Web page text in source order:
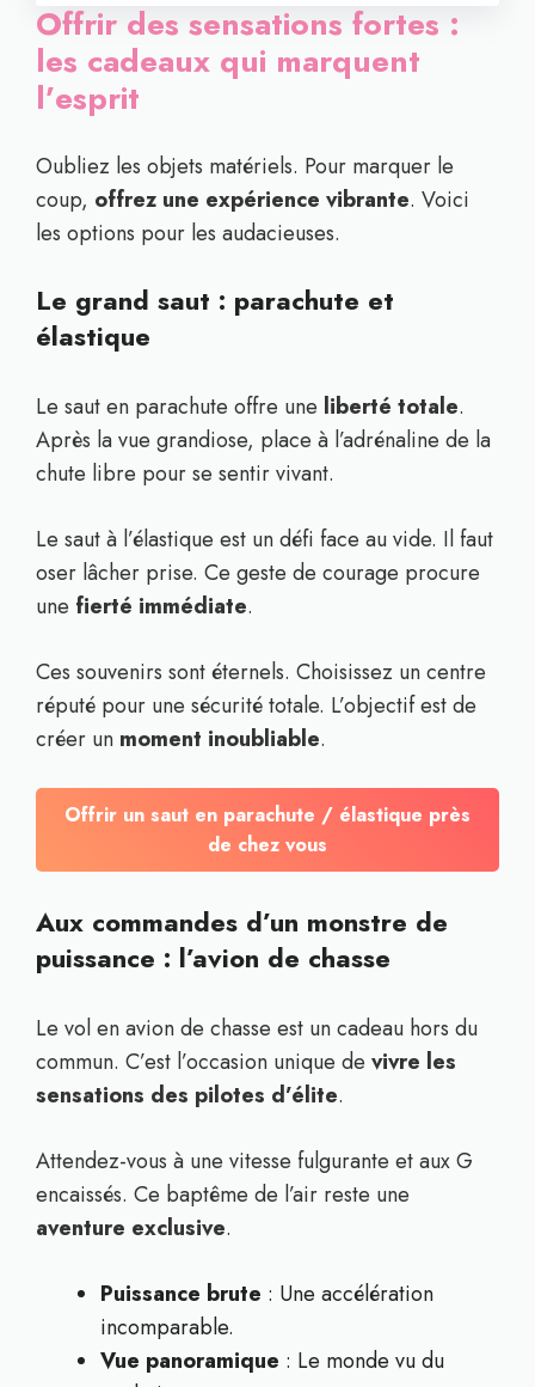
Offrir des sensations fortes :
les cadeaux qui marquent
l’esprit
Oubliez les objets matériels. Pour marquer le
coup, offrez une expérience vibrante. Voici
les options pour les audacieuses.
Le grand saut : parachute et
élastique
Le saut en parachute offre une liberté totale.
Après la vue grandiose, place à l’adrénaline de la
chute libre pour se sentir vivant.
Le saut à l’élastique est un défi face au vide. Il faut
oser lâcher prise. Ce geste de courage procure
une fierté immédiate.
Ces souvenirs sont éternels. Choisissez un centre
réputé pour une sécurité totale. L’objectif est de
créer un moment inoubliable.
Offrir un saut en parachute / élastique près
de chez vous
Aux commandes d’un monstre de
puissance : l’avion de chasse
Le vol en avion de chasse est un cadeau hors du
commun. C’est l’occasion unique de vivre les
sensations des pilotes d’élite.
Attendez-vous à une vitesse fulgurante et aux G
encaissés. Ce baptême de l’air reste une
aventure exclusive.
Puissance brute : Une accélération
incomparable.
Vue panoramique : Le monde vu du